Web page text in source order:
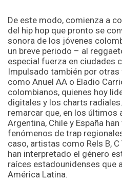
De este modo, comienza a
del hip hop que pronto se
sonora de los jóvenes
un breve periodo – al
especial fuerza en ciudades
Impulsado también por
como Anuel AA o Eladio
colombianos, quienes hoy
digitales y los charts
remarcar que, en los últimos
Argentina, Chile y España
fenómenos de trap
caso, artistas como Rels B,
han interpretado el género
raíces estadounidenses que
América Latina.